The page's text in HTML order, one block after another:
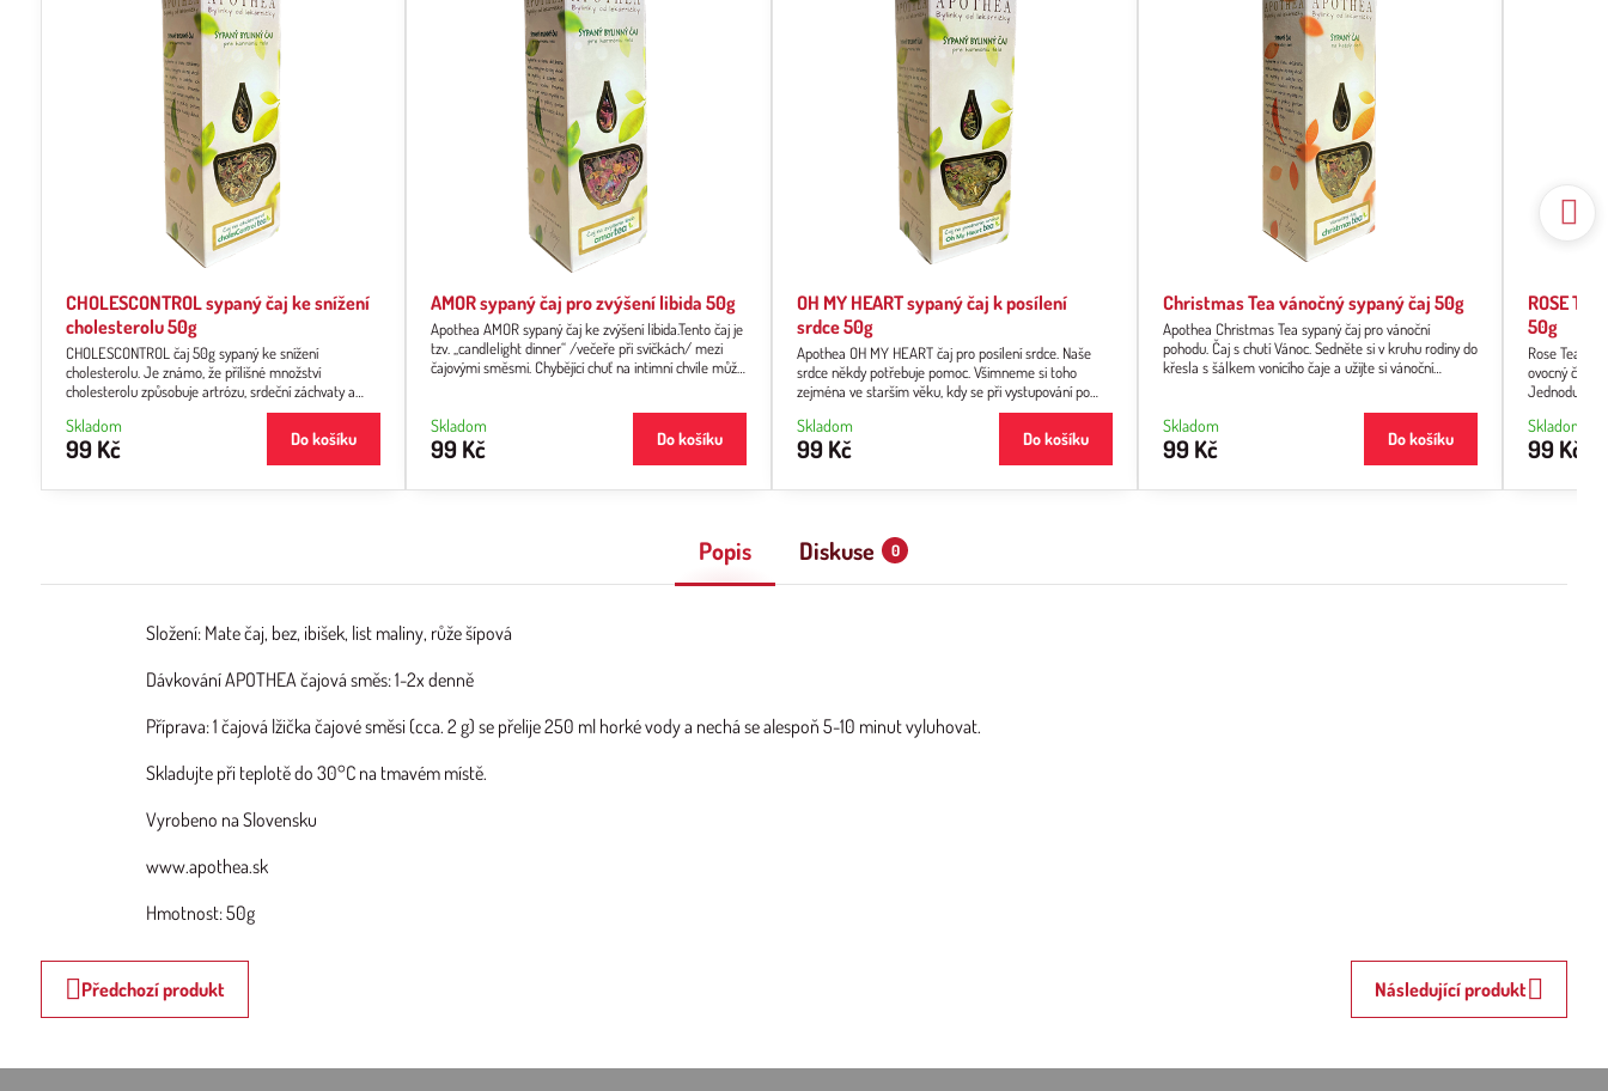
Popis Diskuse 0
Složení: Mate čaj, bez, ibišek, list maliny, růže šípová
Dávkování APOTHEA čajová směs: 1-2x denně
Příprava: 1 čajová lžička čajové směsi (cca. 2 g) se přelije 250 ml horké vody a nechá se alespoň 5-10 minut vyluhovat.
Skladujte při teplotě do 30°C na tmavém místě.
Vyrobeno na Slovensku
www.apothea.sk
Hmotnost: 50g
Předchozí produkt Následující produkt
CHOLESCONTROL sypaný čaj ke snížení
cholesterolu 50g
CHOLESCONTROL čaj 50g sypaný ke snížení
cholesterolu. Je známo, že přílišné množství
cholesterolu způsobuje artrózu, srdeční záchvaty a
mrtvici. Ale ne všechny druhy cholesterolu škodí zdraví.
HDL cholesterol má pozitivní účinky na zdraví člověka,
zatímco LDL cholesterol zdraví škodí. Příliš mnoho LDL
cholesterolu může způsobit v těle okysličování buněk,
což vede k artróze. Tato čajová směs...
Skladom
99 Kč Do košíku
AMOR sypaný čaj pro zvýšení libida 50g
Apothea AMOR sypaný čaj ke zvýšení libida.Tento čaj je
tzv. „candlelight dinner“ /večeře při svíčkách/ mezi
čajovými směsmi. Chybějící chuť na intimní chvíle může
čaje, samozřejmě účinky přicházejí po delší dobu pití
čaje.
Skladom
99 Kč Do košíku
OH MY HEART sypaný čaj k posílení
srdce 50g
Apothea OH MY HEART čaj pro posílení srdce. Naše
srdce někdy potřebuje pomoc. Všimneme si toho
zejména ve starším věku, kdy se při vystupování po
schodech rychleji zadýcháme nebo na turistice
ztrácíme dech. Srdce je motorem našeho
kardiovaskulárního systému, vyznačuje se
harmonickým střídáním fáze klidu a pohybu. Čajová
směs je k jeho podpoře a posílení.
Skladom
99 Kč Do košíku
Christmas Tea vánočný sypaný čaj 50g
Apothea Christmas Tea sypaný čaj pro vánoční
pohodu. Čaj s chutí Vánoc. Sedněte si v kruhu rodiny do
křesla s šálkem vonícího čaje a užijte si vánoční
Skladom
99 Kč Do košíku
ROSE
50g
Rose Tea
ovocný čaj,
vůní růží a
Skladom
99 Kč